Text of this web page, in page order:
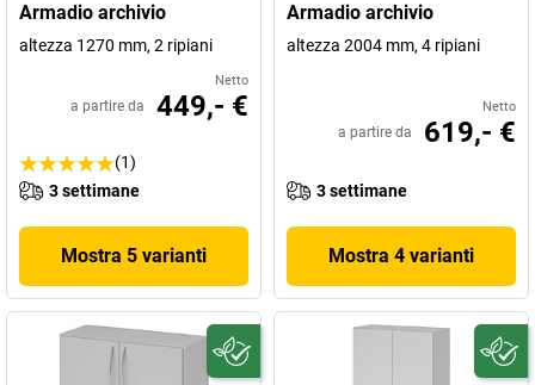
Armadio archivio
altezza 1270 mm, 2 ripiani
Netto
a partire da 449,- €
(1)
3 settimane
Mostra 5 varianti
Armadio archivio
altezza 2004 mm, 4 ripiani
Netto
a partire da 619,- €
3 settimane
Mostra 4 varianti